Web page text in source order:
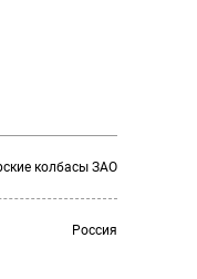
колбасы ЗАО
Россия